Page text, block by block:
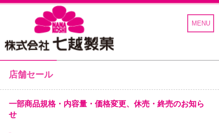
七越製菓
MENU
店舗セール
一部商品規格・内容量・価格変更、休売・終売のお知ら
せ